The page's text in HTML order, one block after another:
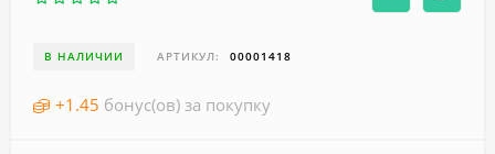
В НАЛИЧИИ АРТИКУЛ: 00001418
+1.45 бонус(ов) за покупку